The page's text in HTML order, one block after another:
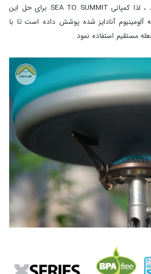
سبب آسیب دیدگی این ماده می شود ، لذا کمپانی SEA TO SUMMIT برای حل این
آنادایز شده پوشش داده است تا با
مستقیم استفاده نمود .